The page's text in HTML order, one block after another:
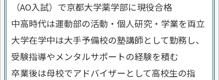
（AO入試）で京都大学薬学部に現役合格
中高時代は運動部の活動・個人研究・学業を両立
大学在学中は大手予備校の塾講師として勤務し、
受験指導やメンタルサポートの経験を積む
卒業後は母校でアドバイザーとして高校生の指